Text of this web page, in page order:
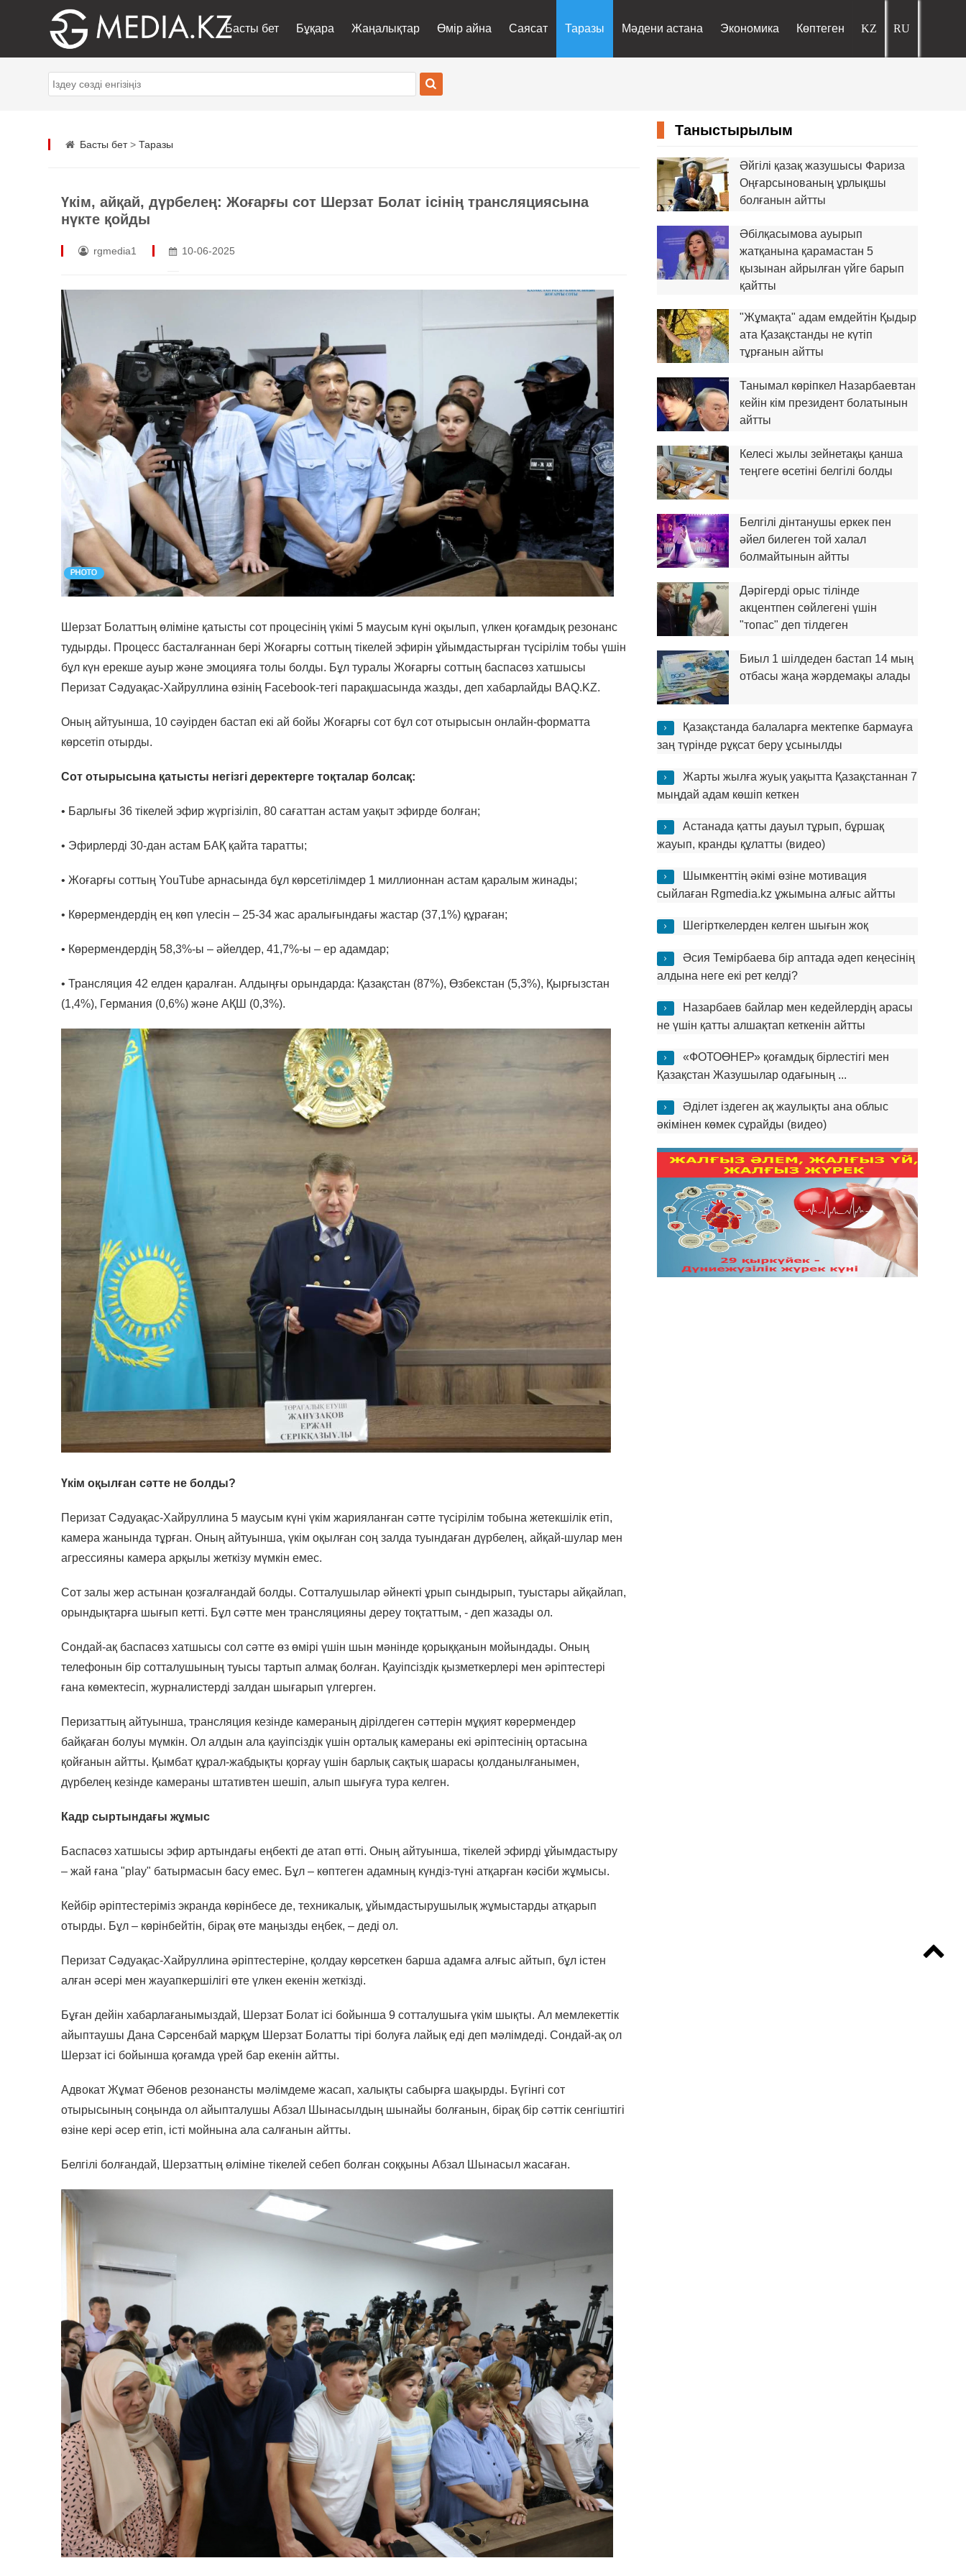
Басты бет Бұқара Жаңалықтар Өмір айна Саясат Таразы Мәдени астана Экономика Көптеген
Басты бет> Таразы
Үкім, айқай, дүрбелең: Жоғарғы сот Шерзат Болат ісінің трансляциясына
нүкте қойды
rgmedia1 10-06-2025
Шерзат Болаттың өліміне қатысты сот процесінің үкімі 5 маусым күні оқылып, үлкен қоғамдық резонанс
тудырды. Процесс басталғаннан бері Жоғарғы соттың тікелей эфирін ұйымдастырған түсірілім тобы үшін
бұл күн ерекше ауыр және эмоцияға толы болды. Бұл туралы Жоғарғы соттың баспасөз хатшысы
Перизат Сәдуақас-Хайруллина өзінің Facebook-тегі парақшасында жазды, деп хабарлайды BAQ.KZ.
Оның айтуынша, 10 сәуірден бастап екі ай бойы Жоғарғы сот бұл сот отырысын онлайн-форматта
көрсетіп отырды.
Сот отырысына қатысты негізгі деректерге тоқталар болсақ:
• Барлығы 36 тікелей эфир жүргізіліп, 80 сағаттан астам уақыт эфирде болған;
• Эфирлерді 30-дан астам БАҚ қайта таратты;
• Жоғарғы соттың YouTube арнасында бұл көрсетілімдер 1 миллионнан астам қаралым жинады;
• Көрермендердің ең көп үлесін – 25-34 жас аралығындағы жастар (37,1%) құраған;
• Көрермендердің 58,3%-ы – әйелдер, 41,7%-ы – ер адамдар;
• Трансляция 42 елден қаралған. Алдыңғы орындарда: Қазақстан (87%), Өзбекстан (5,3%), Қырғызстан
(1,4%), Германия (0,6%) және АҚШ (0,3%).
Үкім оқылған сәтте не болды?
Перизат Сәдуақас-Хайруллина 5 маусым күні үкім жарияланған сәтте түсірілім тобына жетекшілік етіп,
камера жанында тұрған. Оның айтуынша, үкім оқылған соң залда туындаған дүрбелең, айқай-шулар мен
агрессияны камера арқылы жеткізу мүмкін емес.
Сот залы жер астынан қозғалғандай болды. Сотталушылар әйнекті ұрып сындырып, туыстары айқайлап,
орындықтарға шығып кетті. Бұл сәтте мен трансляцияны дереу тоқтаттым, - деп жазады ол.
Сондай-ақ баспасөз хатшысы сол сәтте өз өмірі үшін шын мәнінде қорыққанын мойындады. Оның
телефонын бір сотталушының туысы тартып алмақ болған. Қауіпсіздік қызметкерлері мен әріптестері
ғана көмектесіп, журналистерді залдан шығарып үлгерген.
Перизаттың айтуынша, трансляция кезінде камераның дірілдеген сәттерін мұқият көрермендер
байқаған болуы мүмкін. Ол алдын ала қауіпсіздік үшін орталық камераны екі әріптесінің ортасына
қойғанын айтты. Қымбат құрал-жабдықты қорғау үшін барлық сақтық шарасы қолданылғанымен,
дүрбелең кезінде камераны штативтен шешіп, алып шығуға тура келген.
Кадр сыртындағы жұмыс
Баспасөз хатшысы эфир артындағы еңбекті де атап өтті. Оның айтуынша, тікелей эфирді ұйымдастыру
– жай ғана "play" батырмасын басу емес. Бұл – көптеген адамның күндіз-түні атқарған кәсіби жұмысы.
Кейбір әріптестеріміз экранда көрінбесе де, техникалық, ұйымдастырушылық жұмыстарды атқарып
отырды. Бұл – көрінбейтін, бірақ өте маңызды еңбек, – деді ол.
Перизат Сәдуақас-Хайруллина әріптестеріне, қолдау көрсеткен барша адамға алғыс айтып, бұл істен
алған әсері мен жауапкершілігі өте үлкен екенін жеткізді.
Бұған дейін хабарлағанымыздай, Шерзат Болат ісі бойынша 9 сотталушыға үкім шықты. Ал мемлекеттік
айыптаушы Дана Сәрсенбай марқұм Шерзат Болатты тірі болуға лайық еді деп мәлімдеді. Сондай-ақ ол
Шерзат ісі бойынша қоғамда үрей бар екенін айтты.
Адвокат Жұмат Әбенов резонансты мәлімдеме жасап, халықты сабырға шақырды. Бүгінгі сот
отырысының соңында ол айыпталушы Абзал Шынасылдың шынайы болғанын, бірақ бір сәттік сенгіштігі
өзіне кері әсер етіп, істі мойнына ала салғанын айтты.
Белгілі болғандай, Шерзаттың өліміне тікелей себеп болған соққыны Абзал Шынасыл жасаған.
Таныстырылым
Әйгілі қазақ жазушысы Фариза
Оңғарсынованың ұрлықшы
болғанын айтты
Әбілқасымова ауырып
жатқанына қарамастан 5
қызынан айрылған үйге барып
қайтты
"Жұмақта" адам емдейтін Қыдыр
ата Қазақстанды не күтіп
тұрғанын айтты
Танымал көріпкел Назарбаевтан
кейін кім президент болатынын
айтты
Келесі жылы зейнетақы қанша
теңгеге өсетіні белгілі болды
Белгілі дінтанушы еркек пен
әйел билеген той халал
болмайтынын айтты
Дәрігерді орыс тілінде
акцентпен сөйлегені үшін
"топас" деп тілдеген
Биыл 1 шілдеден бастап 14 мың
отбасы жаңа жәрдемақы алады
Қазақстанда балаларға мектепке бармауға
заң түрінде рұқсат беру ұсынылды
Жарты жылға жуық уақытта Қазақстаннан 7
мыңдай адам көшіп кеткен
Астанада қатты дауыл тұрып, бұршақ
жауып, кранды құлатты (видео)
Шымкенттің әкімі өзіне мотивация
сыйлаған Rgmedia.kz ұжымына алғыс айтты
Шегірткелерден келген шығын жоқ
Әсия Темірбаева бір аптада әдеп кеңесінің
алдына неге екі рет келді?
Назарбаев байлар мен кедейлердің арасы
не үшін қатты алшақтап кеткенін айтты
«ФОТОӨНЕР» қоғамдық бірлестігі мен
Қазақстан Жазушылар одағының ...
Әділет іздеген ақ жаулықты ана облыс
әкімінен көмек сұрайды (видео)